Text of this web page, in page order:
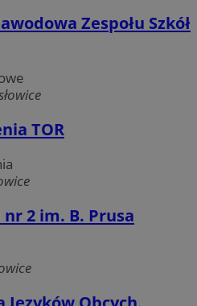
Zespołu Szkół
TOR
nr 2 im. B. Prusa
Wydajność
Targetowanie
internetowej, takich jak
i zarządzanie kontem. Bez
nie można prawidłowo
m-ce.pl